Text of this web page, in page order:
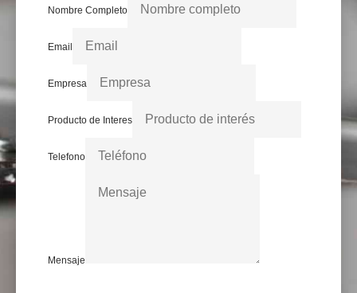
Nombre Completo
Email
Empresa
Producto de Interes
Telefono
Mensaje